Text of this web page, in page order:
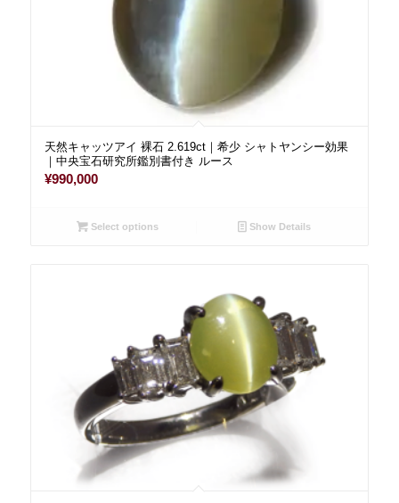
天然キャッツアイ 裸石 2.619ct｜希少 シャトヤンシー効果
｜中央宝石研究所鑑別書付き ルース
¥990,000
Select options Show Details